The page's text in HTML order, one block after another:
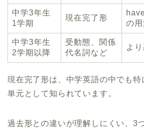
中学3年生
1学期
現在完了形
の
中学3年生
2学期以降
受動態、関係
代名詞など
よ
現在完了形は、中学英語の中でも特
単元として知られています。
過去形との違いが理解しにくい、3